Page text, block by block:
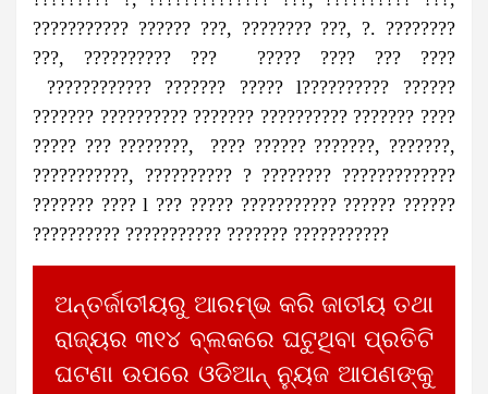
??????????? ?????? ???, ???????? ???, ?. ????????
???, ?????????? ??? ????? ???? ??? ????
???????????? ??????? ????? l?????????? ??????
??????? ?????????? ??????? ?????????? ??????? ????
????? ??? ????????, ???? ?????? ???????, ???????,
???????????, ?????????? ? ???????? ?????????????
??????? ???? l ??? ????? ??????????? ?????? ??????
?????????? ??????????? ??????? ???????????
ଅନ୍ତର୍ଜାତୀୟରୁ ଆରମ୍ଭ କରି ଜାତୀୟ ତଥା
ରାଜ୍ୟର ୩୧୪ ବ୍ଲକରେ ଘଟୁଥିବା ପ୍ରତିଟି
ଘଟଣା ଉପରେ ଓଡିଆନ୍ ନ୍ୟୁଜ ଆପଣଙ୍କୁ